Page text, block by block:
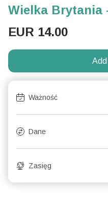
Wielka Brytania
EUR 14.00
Ważność
Dane
Zasięg